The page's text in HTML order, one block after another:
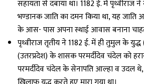
सहायता से दबाया था। 1182 ई. में
भण्डानक जाति का दमन किया था, यह जाति
के आस- पास अपना स्थाई आवास बनाना
पृथ्वीराज तृतीय ने 1182 ई. में ही तुमुल के युद्ध
(उतरप्रदेश) के शासक परमर्दीदेव चंदेल को
परमर्दीदेव चंदेल के सेनापति आल्हा व उदल